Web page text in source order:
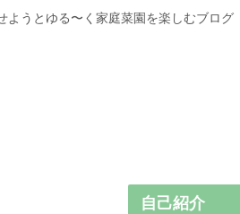
ようとゆる〜く家庭菜園を楽しむブログ
自己紹介